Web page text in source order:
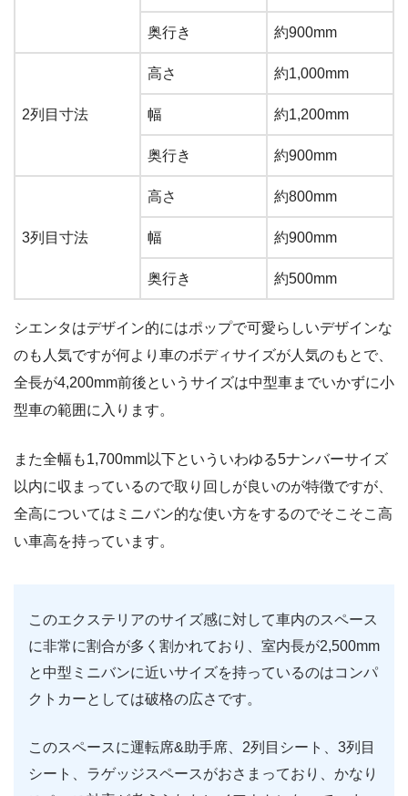
奥行き 約900mm
2列目寸法
高さ 約1,000mm
幅 約1,200mm
奥行き 約900mm
3列目寸法
高さ 約800mm
幅 約900mm
奥行き 約500mm
シエンタはデザイン的にはポップで可愛らしいデザインな
のも人気ですが何より車のボディサイズが人気のもとで、
全長が4,200mm前後というサイズは中型車までいかずに小
型車の範囲に入ります。
また全幅も1,700mm以下といういわゆる5ナンバーサイズ
以内に収まっているので取り回しが良いのが特徴ですが、
全高についてはミニバン的な使い方をするのでそこそこ高
い車高を持っています。
このエクステリアのサイズ感に対して車内のスペース
に非常に割合が多く割かれており、室内長が2,500mm
と中型ミニバンに近いサイズを持っているのはコンパ
クトカーとしては破格の広さです。
このスペースに運転席&助手席、2列目シート、3列目
シート、ラゲッジスペースがおさまっており、かなり